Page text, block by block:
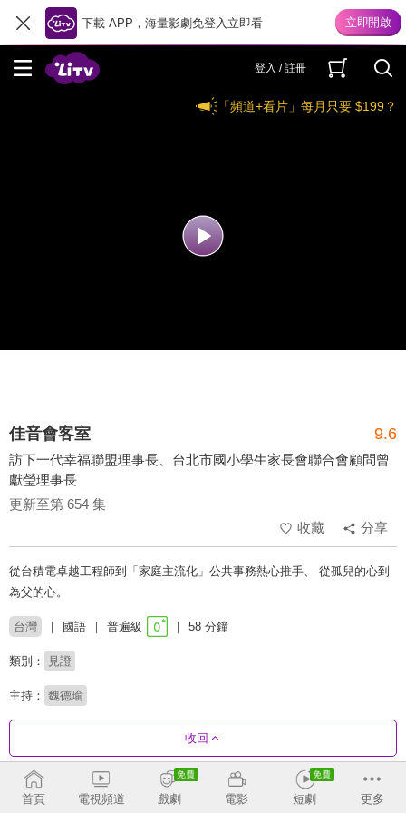
下載 APP，海量影劇免登入立即看
登入 / 註冊
「頻道+看片」每月只要 $199？
佳音會客室 9.6
訪下一代幸福聯盟理事長、台北市國小學生家長會聯合會顧問曾
獻瑩理事長
更新至第 654 集
收藏
分享
從台積電卓越工程師到「家庭主流化」公共事務熱心推手、 從孤兒的心到
為父的心。
台灣 國語 普遍級 58 分鐘
類別： 見證
主持： 魏德瑜
收回
劇集列表 收合
首頁 電視頻道 戲劇 電影 短劇 更多